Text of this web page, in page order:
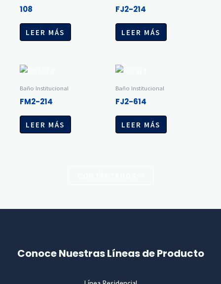
108
LEER MÁS
FJ2-214
LEER MÁS
Baño Institucional
FM2-214
LEER MÁS
Baño Institucional
FJ2-614
LEER MÁS
Conoce Nuestras Líneas de Producto